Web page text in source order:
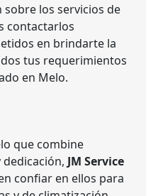
los servicios de
contactarlos
en brindarte la
tus requerimientos
en Melo.
que combine
JM Service
confiar en ellos para